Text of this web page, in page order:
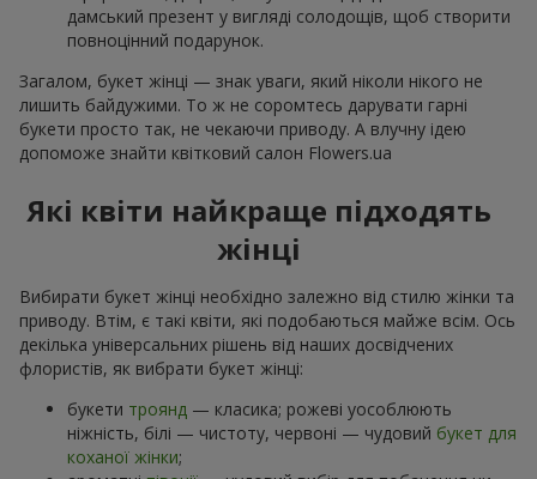
дамський презент у вигляді солодощів, щоб створити
повноцінний подарунок.
Загалом, букет жінці — знак уваги, який ніколи нікого не
лишить байдужими. То ж не соромтесь дарувати гарні
букети просто так, не чекаючи приводу. А влучну ідею
допоможе знайти квітковий салон Flowers.ua
Які квіти найкраще підходять
жінці
Вибирати букет жінці необхідно залежно від стилю жінки та
приводу. Втім, є такі квіти, які подобаються майже всім. Ось
декілька універсальних рішень від наших досвідчених
флористів, як вибрати букет жінці:
букети троянд — класика; рожеві уособлюють
ніжність, білі — чистоту, червоні — чудовий букет для
коханої жінки;